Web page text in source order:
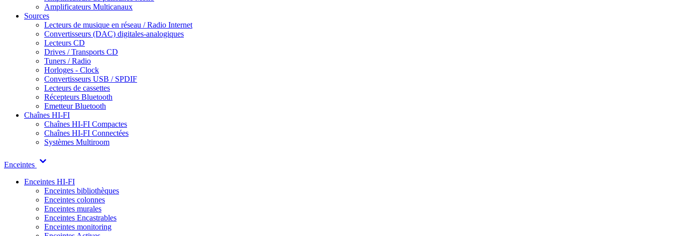
Amplificateurs Multicanaux
Sources
Lecteurs de musique en réseau / Radio Internet
Convertisseurs (DAC) digitales-analogiques
Lecteurs CD
Drives / Transports CD
Tuners / Radio
Horloges - Clock
Convertisseurs USB / SPDIF
Lecteurs de cassettes
Récepteurs Bluetooth
Emetteur Bluetooth
Chaînes HI-FI
Chaînes HI-FI Compactes
Chaînes HI-FI Connectées
Systèmes Multiroom
Enceintes
Enceintes HI-FI
Enceintes bibliothèques
Enceintes colonnes
Enceintes murales
Enceintes Encastrables
Enceintes monitoring